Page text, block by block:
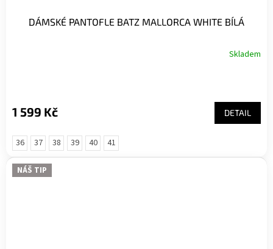
DÁMSKÉ PANTOFLE BATZ MALLORCA WHITE BÍLÁ
Skladem
1 599 Kč DETAIL
36 37 38 39 40 41
NÁŠ TIP